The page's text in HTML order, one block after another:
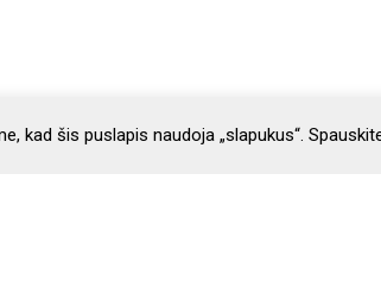
kad šis puslapis naudoja „slapukus“.